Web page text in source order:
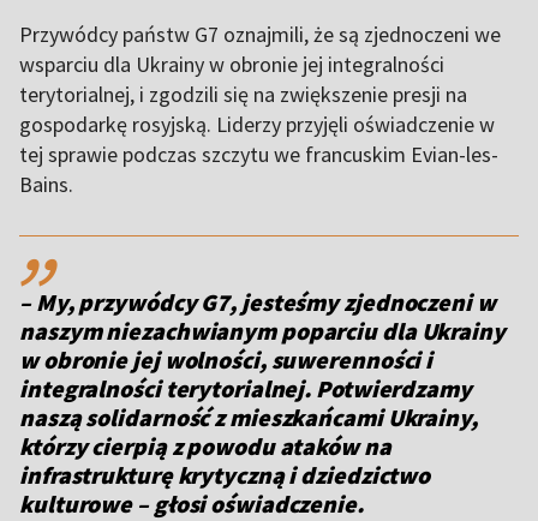
Przywódcy państw G7 oznajmili, że są zjednoczeni we
wsparciu dla Ukrainy w obronie jej integralności
terytorialnej, i zgodzili się na zwiększenie presji na
gospodarkę rosyjską. Liderzy przyjęli oświadczenie w
tej sprawie podczas szczytu we francuskim Evian-les-
Bains.
,,
– My, przywódcy G7, jesteśmy zjednoczeni w
naszym niezachwianym poparciu dla Ukrainy
w obronie jej wolności, suwerenności i
integralności terytorialnej. Potwierdzamy
naszą solidarność z mieszkańcami Ukrainy,
którzy cierpią z powodu ataków na
infrastrukturę krytyczną i dziedzictwo
kulturowe – głosi oświadczenie.